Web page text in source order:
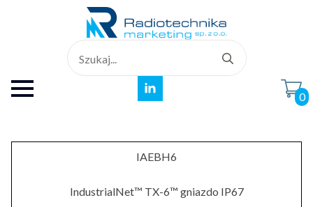
for:
0
IAEBH6
IndustrialNet™ TX-6™ gniazdo IP67